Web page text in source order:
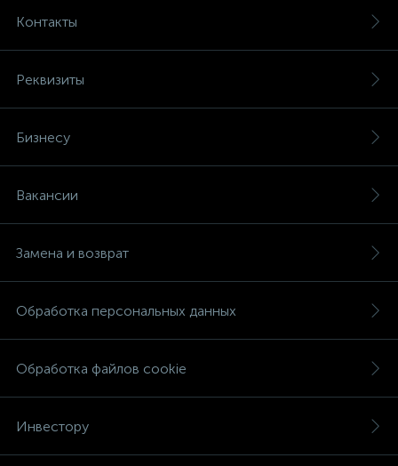
Контакты
Реквизиты
Бизнесу
Вакансии
Замена и возврат
Обработка персональных данных
Обработка файлов cookie
Инвестору